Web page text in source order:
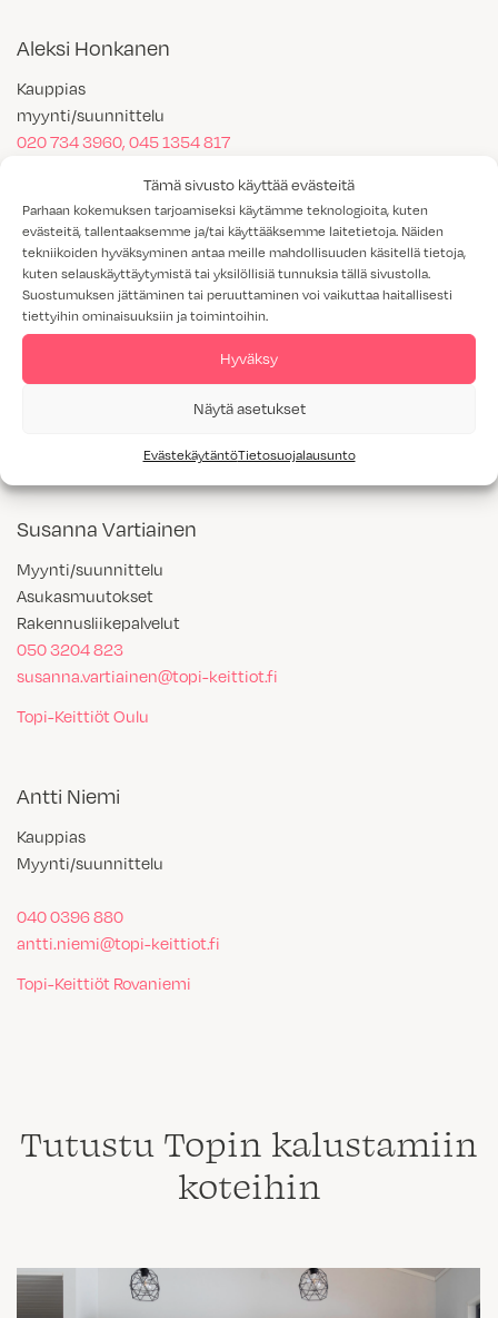
Tämä sivusto käyttää evästeitä
Parhaan kokemuksen tarjoamiseksi käytämme teknologioita, kuten
evästeitä, tallentaaksemme ja/tai käyttääksemme laitetietoja. Näiden
tekniikoiden hyväksyminen antaa meille mahdollisuuden käsitellä tietoja,
kuten selauskäyttäytymistä tai yksilöllisiä tunnuksia tällä sivustolla.
Suostumuksen jättäminen tai peruuttaminen voi vaikuttaa haitallisesti
tiettyihin ominaisuuksiin ja toimintoihin.
Hyväksy
Näytä asetukset
EvästekäytäntöTietosuojalausunto
Aleksi Honkanen
Kauppias
myynti/suunnittelu
020 734 3960, 045 1354 817
Jemina Jussinniemi
Kauppias, Raahe, myynti/suunnittelu, asukasmuutokset
Raahen ja Pyhäjoen alue
044 0663 592
jemina.jussinniemi@topi-keittiot.fi
Topi-Keittiöt Kalajoki
Susanna Vartiainen
Myynti/suunnittelu
Asukasmuutokset
Rakennusliikepalvelut
050 3204 823
susanna.vartiainen@topi-keittiot.fi
Topi-Keittiöt Oulu
Antti Niemi
Kauppias
Myynti/suunnittelu
040 0396 880
antti.niemi@topi-keittiot.fi
Topi-Keittiöt Rovaniemi
Tutustu Topin kalustamiin
koteihin